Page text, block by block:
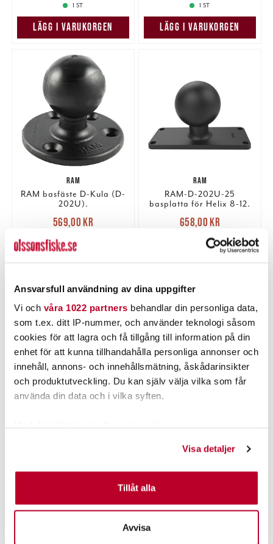
Ansvarsfull användning av dina uppgifter
Vi och våra 1022 partners behandlar din personliga data,
som t.ex. ditt IP-nummer, och använder teknologi såsom
cookies för att lagra och få tillgång till information på din
enhet för att kunna tillhandahålla personliga annonser och
innehåll, annons- och innehållsmätning, åskådarinsikter
och produktutveckling. Du kan själv välja vilka som får
använda din data och i vilka syften.
Identifiera din enhet genom att aktivt skanna den för
specifika kännetecken (fingeravtryck)
Ta reda på mer om hur dina personliga uppgifter
Du kan ändra eller dra tillbaka ditt samtycke när som
Visa detaljer
Tillåt alla
Avvisa
1 ST
LÄGG I VARUKORGEN
1 ST
LÄGG I VARUKORGEN
RAM
RAM basfäste D-Kula (D-
202U).
Nuvarande pris
569,00 krTidigare pris
639,00 kr
569,00 kr
4 ST
RAM
RAM-D-202U-25
basplatta för Helix 8-12.
Nuvarande pris
658,00 krTidigare pris
739,00 kr
658,00 kr
739,00 kr
1 095,00 krTidigare pris:
1 095,00 kr
235U) 0,75-1,25"
730,00 krTidigare pris:
730,00 kr